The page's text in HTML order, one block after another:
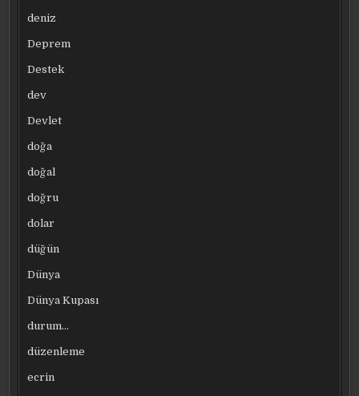
deniz
Deprem
Destek
dev
Devlet
doğa
doğal
doğru
dolar
düğün
Dünya
Dünya Kupası
durum…
düzenleme
ecrin